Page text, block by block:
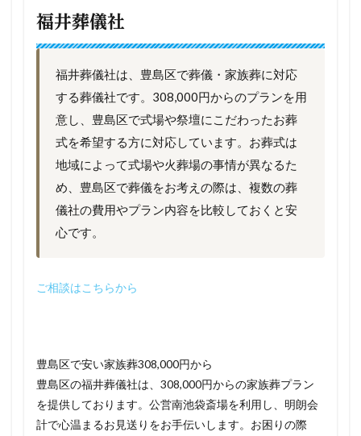
福井葬儀社
福井葬儀社は、豊島区で葬儀・家族葬に対応
する葬儀社です。308,000円からのプランを用
意し、豊島区で式場や祭壇にこだわったお葬
式を希望する方に対応しています。お葬式は
地域によって式場や火葬場の事情が異なるた
め、豊島区で葬儀をお考えの際は、複数の葬
儀社の費用やプラン内容を比較しておくと安
心です。
ご相談はこちらから
豊島区で安い家族葬308,000円から
豊島区の福井葬儀社は、308,000円からの家族葬プラン
を提供しております。公営南池袋斎場を利用し、明朗会
計で心温まるお見送りをお手伝いします。お困りの際